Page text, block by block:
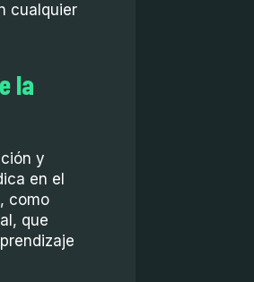
cualquier
la
y
en el
como
que